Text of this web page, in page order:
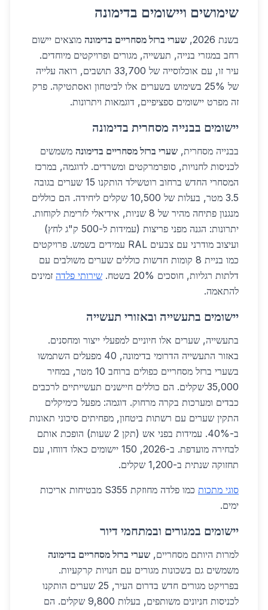
שימושים ויישומים בדימונה
בשנת 2026, שערי ברזל מסחריים בדימונה מוצאים יישום
רחב במגזרי בנייה, תעשייה, מגורים ופרויקטים מיוחדים.
עיר זו, עם אוכלוסייה של 33,700 תושבים, רואה עלייה
של 25% בשימוש בשערים אלו לביטחון ואסתטיקה. פרק
זה מפרט יישומים ספציפיים, דוגמאות ויתרונות.
יישומים בבנייה מסחרית בדימונה
בבנייה מסחרית, שערי ברזל מסחריים בדימונה משמשים
לכניסות לחנויות, סופרמרקטים ומשרדים. לדוגמה, במרכז
המסחרי החדש ברחוב רוטשילד הותקנו 15 שערים בגובה
3.5 מטר, בעלות של 10,500 שקלים ליחידה. הם כוללים
מנגנון פתיחה מהיר של 8 שניות, אידיאלי לזרימת לקוחות.
יתרונות: הגנה מפני פריצות (עמידות ל-500 ק"ג לחץ)
ועיצוב מודרני עם צבעים RAL עמידים בשמש. פרויקטים
כמו בניית 8 קומות חדשות כוללים שערים משולבים עם
דלתות רגליות, חוסכים 20% בשטח.
שירותי פלדה זמינים
להתאמה.
יישומים בתעשייה ובאזורי תעשייה
בתעשייה, שערים אלו חיוניים למפעלי ייצור ומחסנים.
באזור התעשייה הדרומי בדימונה, 40 מפעלים השתמשו
בשערי ברזל מסחריים כפולים ברוחב 10 מטר, במחיר
35,000 שקלים. הם כוללים חיישנים תעשייתיים לרכבים
כבדים ומערכות בקרה מרחוק. דוגמה: מפעל כימיקלים
התקין שערים עם רשתות ביטחון, מפחיתים סיכוני תאונות
ב-40%. עמידות בפני אש (תקן 2 שעות) הופכת אותם
לבחירה מועדפת. ב-2026, 150 יישומים כאלו דווחו, עם
תחזוקה שנתית ב-1,200 שקלים.
סוגי מתכות
כמו פלדה מחוזקת S355 מבטיחות אריכות
ימים.
יישומים במגורים ובמתחמי דיור
למרות היותם מסחריים, שערי ברזל מסחריים בדימונה
משמשים גם בשכונות מגורים עם חנויות קרקעיות.
בפרויקט מגורים חדש בדרום העיר, 25 שערים הותקנו
לכניסות חניונים משותפים, בעלות 9,800 שקלים. הם